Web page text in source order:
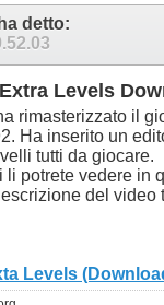
ha detto:
Levels
rimasterizzato il
Ha inserito un
tutti da giocare.
li potrete vedere in
del video
Levels